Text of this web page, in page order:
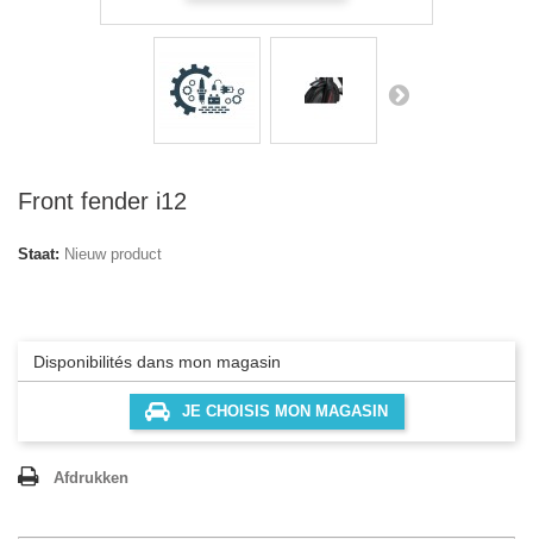
Front fender i12
Staat: Nieuw product
Disponibilités dans mon magasin
JE CHOISIS MON MAGASIN
Afdrukken